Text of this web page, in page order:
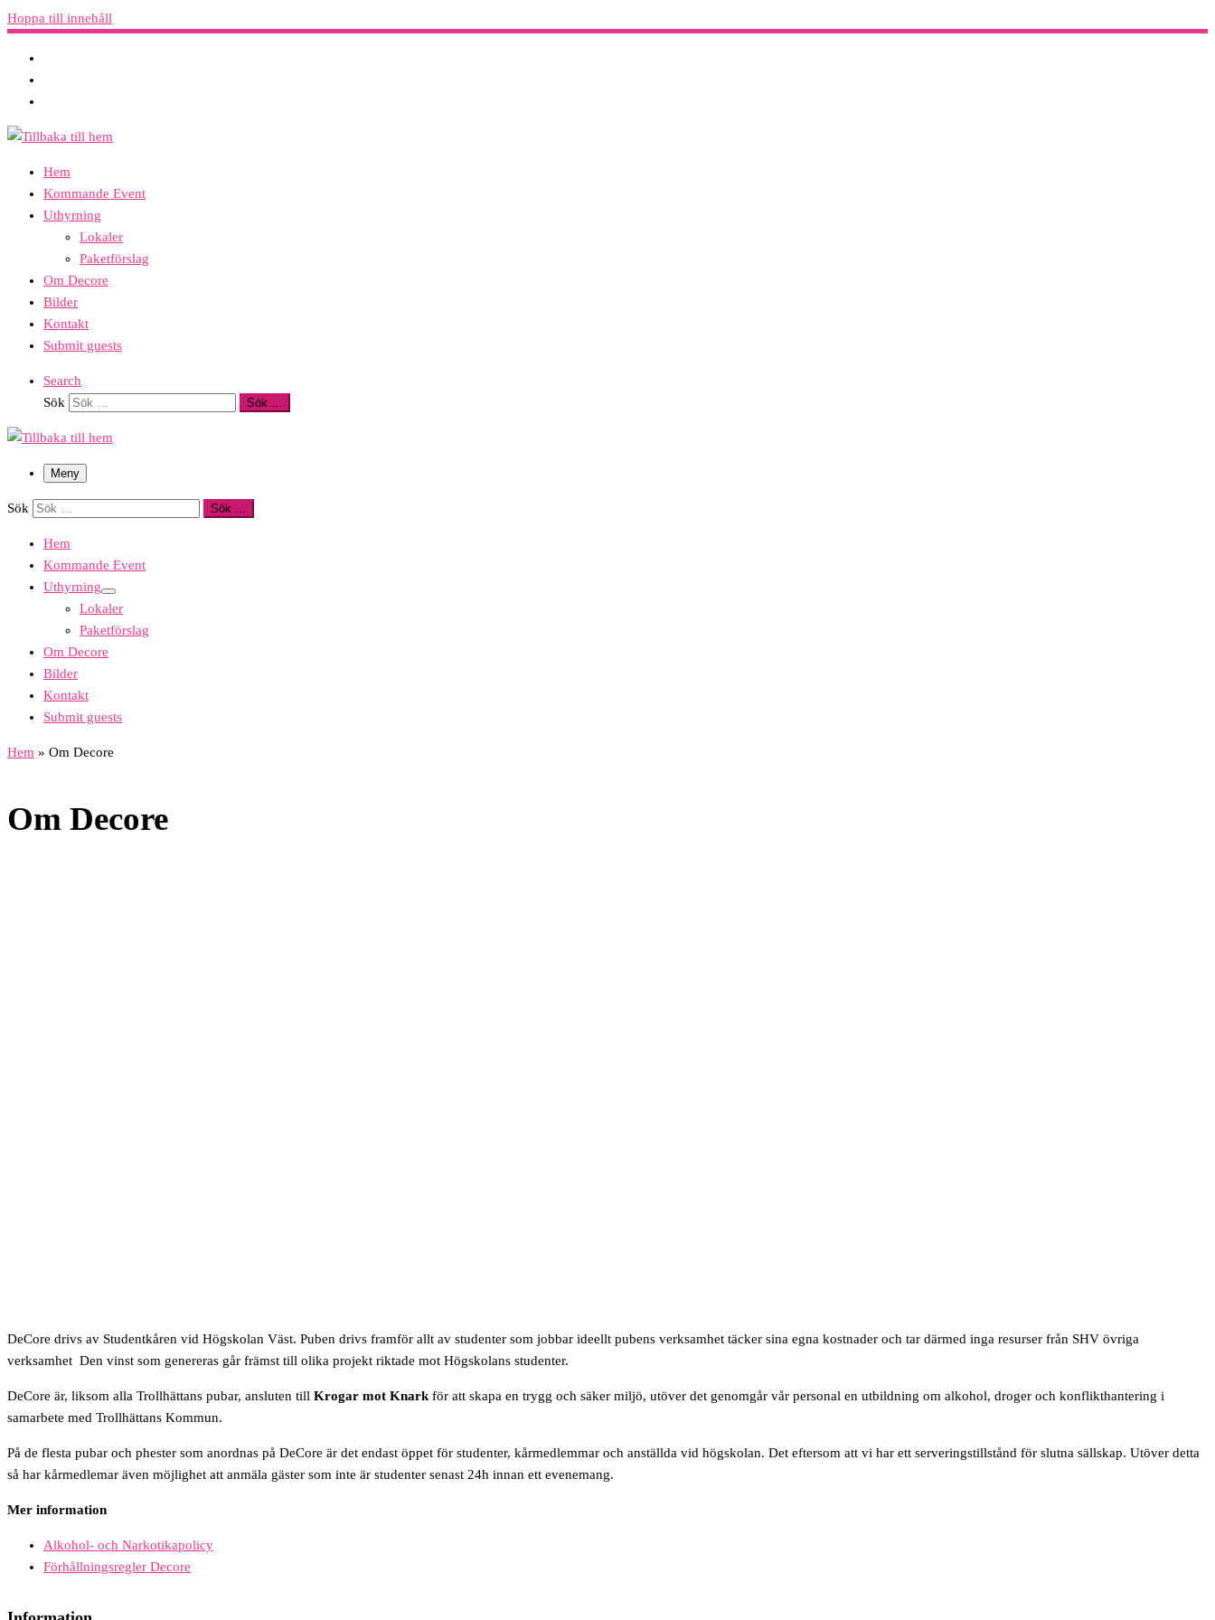
Hoppa till innehåll
Hem
Kommande Event
Uthyrning
Lokaler
Paketförslag
Om Decore
Bilder
Kontakt
Submit guests
Search
Sök
Sök …
Meny
Sök Sök …
Hem
Kommande Event
Uthyrning
Lokaler
Paketförslag
Om Decore
Bilder
Kontakt
Submit guests
Hem » Om Decore
Om Decore
DeCore drivs av Studentkåren vid Högskolan Väst. Puben drivs framför allt av studenter som jobbar ideellt pubens verksamhet täcker sina egna kostnader och tar därmed inga resurser från SHV övriga
verksamhet Den vinst som genereras går främst till olika projekt riktade mot Högskolans studenter.
DeCore är, liksom alla Trollhättans pubar, ansluten till Krogar mot Knark för att skapa en trygg och säker miljö, utöver det genomgår vår personal en utbildning om alkohol, droger och konflikthantering i
samarbete med Trollhättans Kommun.
På de flesta pubar och phester som anordnas på DeCore är det endast öppet för studenter, kårmedlemmar och anställda vid högskolan. Det eftersom att vi har ett serveringstillstånd för slutna sällskap. Utöver detta
så har kårmedlemar även möjlighet att anmäla gäster som inte är studenter senast 24h innan ett evenemang.
Mer information
Alkohol- och Narkotikapolicy
Förhållningsregler Decore